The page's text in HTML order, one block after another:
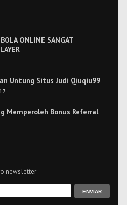
ONLINE SANGAT
Untung Situs Judi Qiuqiu99
Memperoleh Bonus Referral
newsletter